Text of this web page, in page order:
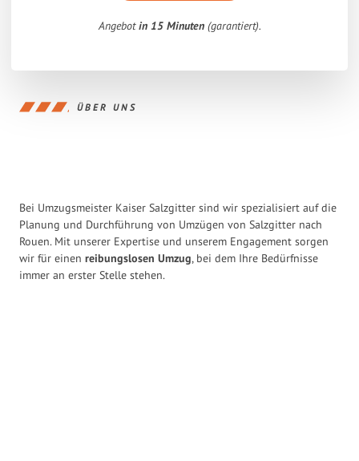
Angebotin 15 Minuten(garantiert).
ÜBER UNS
Bei Umzugsmeister Kaiser Salzgitter sind wir spezialisiert auf die
Planung und Durchführung von Umzügen von Salzgitter nach
Rouen. Mit unserer Expertise und unserem Engagement sorgen
wir für einen reibungslosen Umzug, bei dem Ihre Bedürfnisse
immer an erster Stelle stehen.